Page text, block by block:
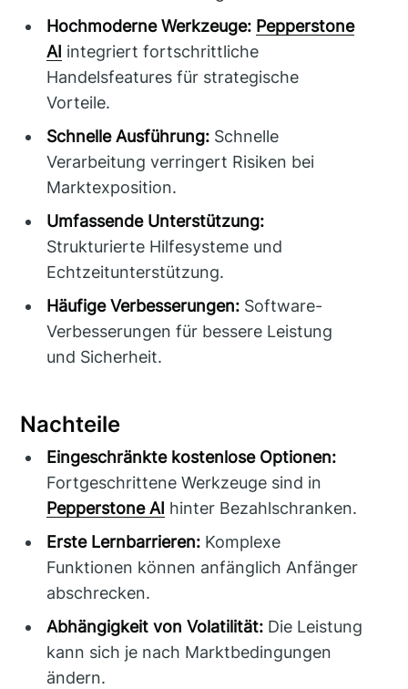
Hochmoderne Werkzeuge: Pepperstone
AI integriert fortschrittliche
Handelsfeatures für strategische
Vorteile.
Schnelle Ausführung: Schnelle
Verarbeitung verringert Risiken bei
Marktexposition.
Umfassende Unterstützung:
Strukturierte Hilfesysteme und
Echtzeitunterstützung.
Häufige Verbesserungen: Software-
Verbesserungen für bessere Leistung
und Sicherheit.
Nachteile
Eingeschränkte kostenlose Optionen:
Fortgeschrittene Werkzeuge sind in
Pepperstone AI hinter Bezahlschranken.
Erste Lernbarrieren: Komplexe
Funktionen können anfänglich Anfänger
abschrecken.
Abhängigkeit von Volatilität: Die Leistung
kann sich je nach Marktbedingungen
ändern.